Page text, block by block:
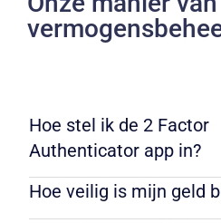
Hoe stel ik de 2 Factor
Authenticator app in?
Hoe veilig is mijn geld